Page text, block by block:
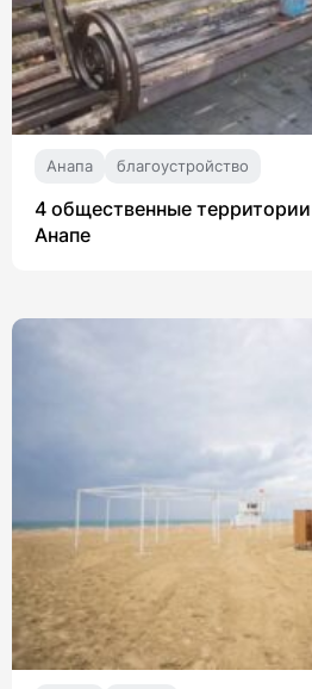
Анапа благоустройство
4 общественные
Анапе